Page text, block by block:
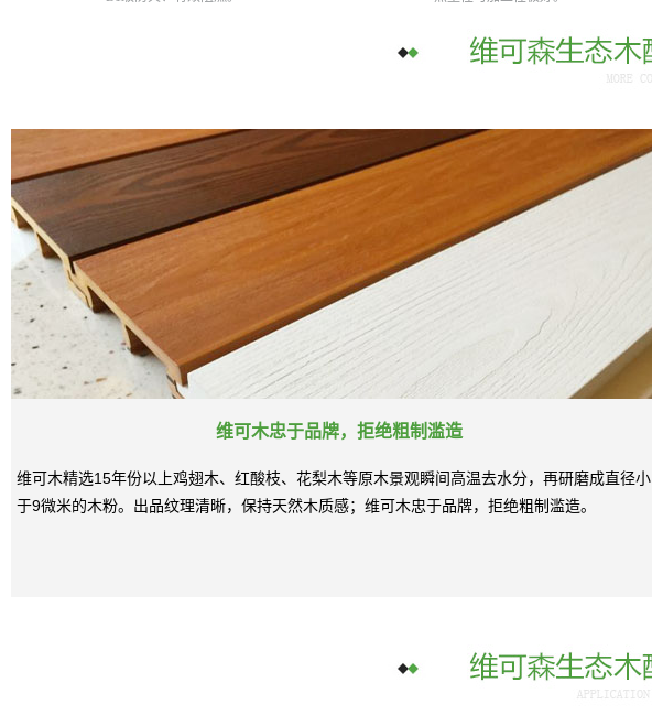
维可木忠于品牌，拒绝粗制滥造
维可木精选15年份以上鸡翅木、红酸枝、花梨木等原木景观瞬间高温去水分，再研磨成直径小
于9微米的木粉。出品纹理清晰，保持天然木质感；维可木忠于品牌，拒绝粗制滥造。